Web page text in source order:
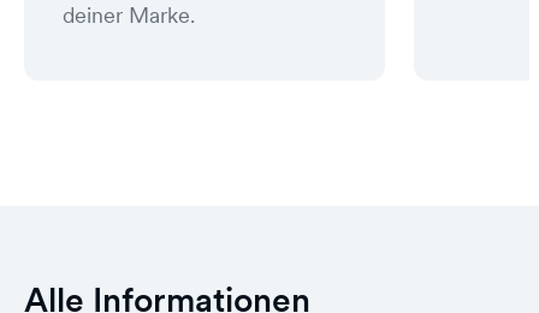
deiner Marke.
Alle Informationen